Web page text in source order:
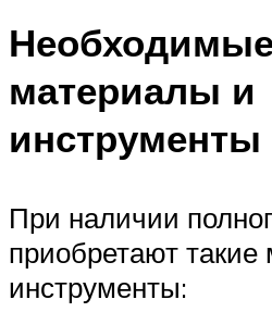
материалы и
инструменты
При наличии
приобретают
инструменты: